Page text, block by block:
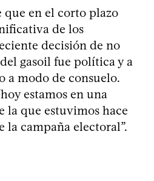
en el corto plazo
de los
decisión de no
gasoil fue política y a
a modo de consuelo.
estamos en una
la que estuvimos hace
la campaña electoral”.